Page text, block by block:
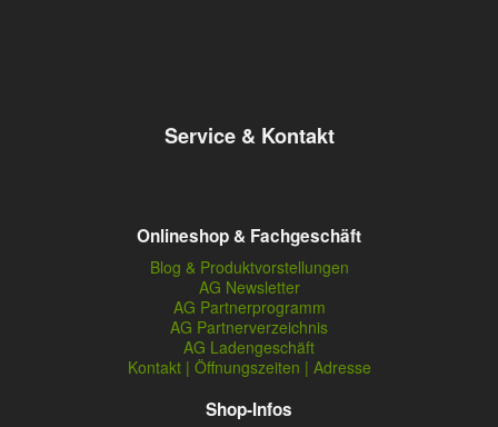
Service & Kontakt
Onlineshop & Fachgeschäft
Blog & Produktvorstellungen
AG Newsletter
AG Partnerprogramm
AG Partnerverzeichnis
AG Ladengeschäft
Kontakt | Öffnungszeiten | Adresse
Shop-Infos